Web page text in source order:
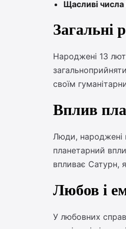
Щасливі числа
Загальні
Народжені 13
своїм
Вплив
Люди, народжені
планетарний
впливає Сатурн,
Любов і
У любовних